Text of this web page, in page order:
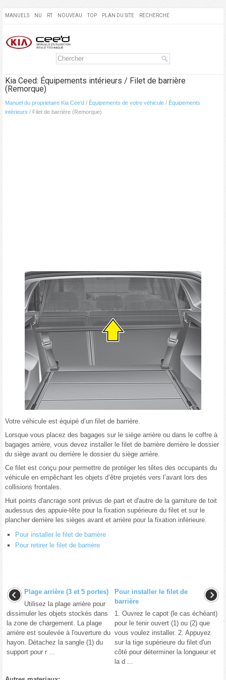
MANUELS NU RT NOUVEAU TOP PLAN DU SITE RECHERCHE
Kia Ceed: Équipements intérieurs / Filet de barrière
(Remorque)
Manuel du proprietaire Kia Cee'd / Équipements de votre véhicule / Équipements
intérieurs / Filet de barrière (Remorque)
Votre véhicule est équipé d’un filet de barrière.
Lorsque vous placez des bagages sur le siège arrière ou dans le coffre à
bagages arrière, vous devez installer le filet de barrière derrière le dossier
du siège avant ou derrière le dossier du siège arrière.
Ce filet est conçu pour permettre de protéger les têtes des occupants du
véhicule en empêchant les objets d’être projetés vers l’avant lors des
collisions frontales.
Huit points d'ancrage sont prévus de part et d'autre de la garniture de toit
audessus des appuie-tête pour la fixation supérieure du filet et sur le
plancher derrière les sièges avant et arrière pour la fixation inférieure.
Pour installer le filet de barrière
Pour retirer le filet de barrière
Plage arrière (3 et 5 portes)
Utilisez la plage arrière pour
dissimuler les objets stockés dans
la zone de chargement. La plage
arrière est soulevée à l'ouverture du
hayon. Détachez la sangle (1) du
support pour r ...
Pour installer le filet de
barrière
1. Ouvrez le capot (le cas échéant)
pour le tenir ouvert (1) ou (2) que
vous voulez installer. 2. Appuyez
sur la tige supérieure du filet d'un
côté pour déterminer la longueur et
la d ...